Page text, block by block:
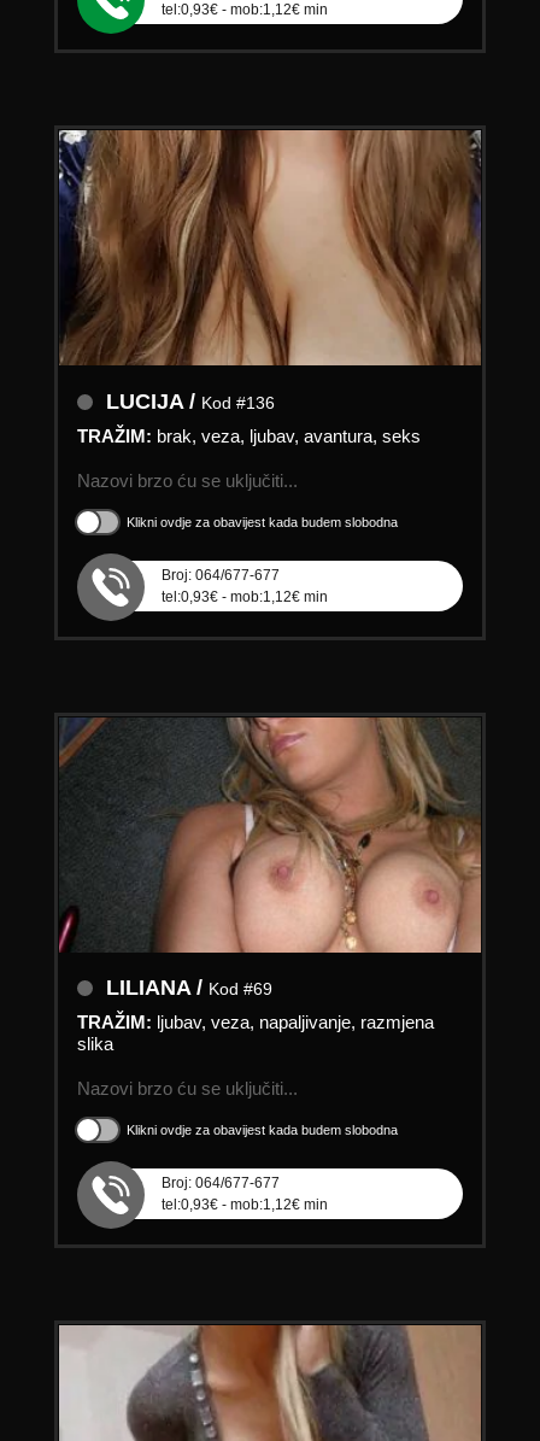
tel:0,93€ - mob:1,12€ min
LUCIJA / Kod #136
TRAŽIM: brak, veza, ljubav, avantura, seks
Nazovi brzo ću se uključiti...
Klikni ovdje za obavijest kada budem slobodna
Broj: 064/677-677
tel:0,93€ - mob:1,12€ min
LILIANA / Kod #69
TRAŽIM: ljubav, veza, napaljivanje, razmjena
slika
Nazovi brzo ću se uključiti...
Klikni ovdje za obavijest kada budem slobodna
Broj: 064/677-677
tel:0,93€ - mob:1,12€ min